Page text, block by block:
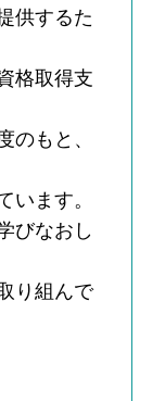
供するた
格取得支
のもと、
います。
びなおし
り組んで